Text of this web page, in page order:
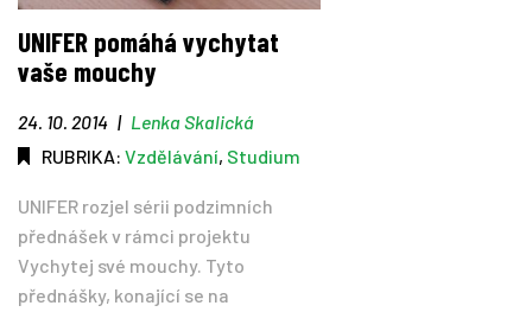
UNIFER pomáhá vychytat
vaše mouchy
24. 10. 2014 | Lenka Skalická
RUBRIKA: Vzdělávání, Studium
UNIFER rozjel sérii podzimních
přednášek v rámci projektu
Vychytej své mouchy. Tyto
přednášky, konající se na